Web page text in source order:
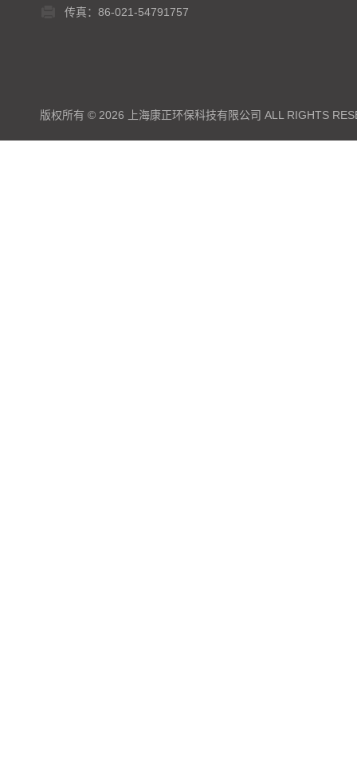
传真：86-021-54791757
版权所有 © 2026 上海康正环保科技有限公司 ALL RIGHTS